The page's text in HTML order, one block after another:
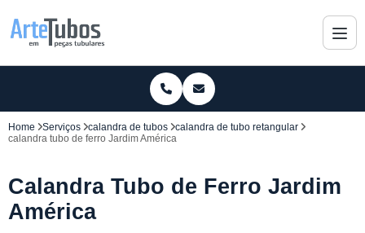
Home Serviços calandra de tubos
calandra de tubo retangular
calandra tubo de ferro Jardim América
Calandra Tubo de Ferro Jardim
América